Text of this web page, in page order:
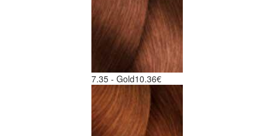
7.35 - Gold10.36€